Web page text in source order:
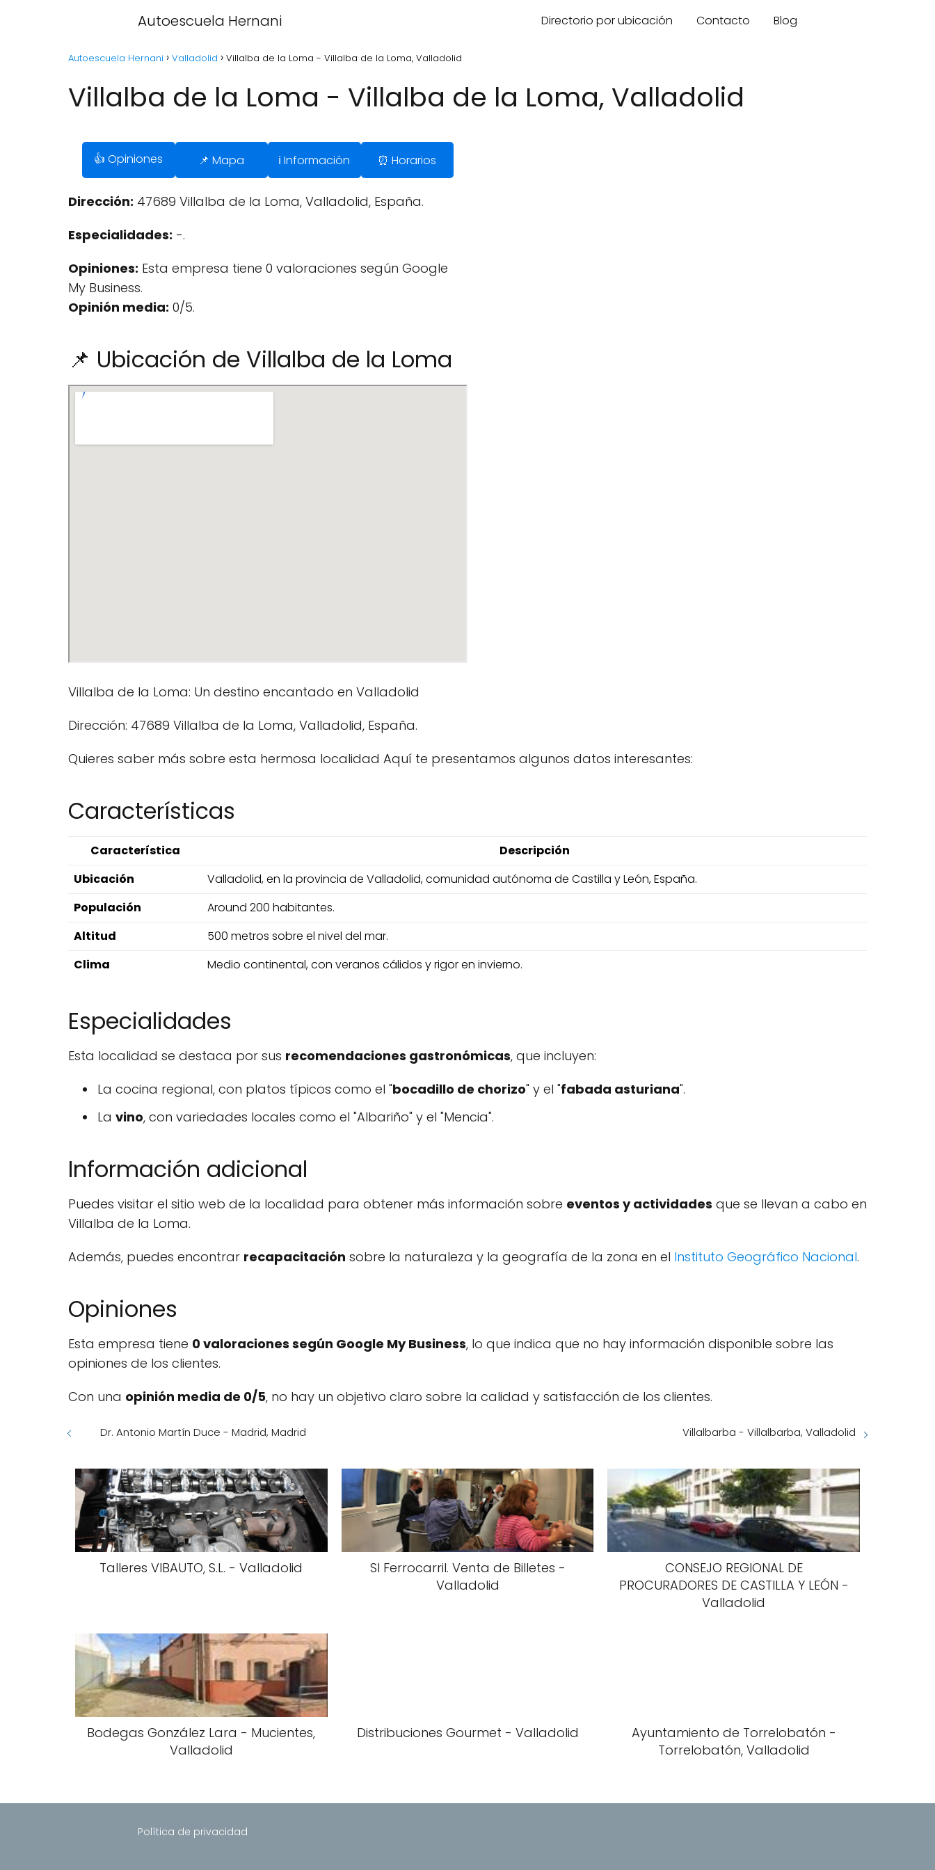
Autoescuela Hernani Directorio por ubicación Contacto Blog
Autoescuela Hernani Valladolid Villalba de la Loma - Villalba de la Loma, Valladolid
Villalba de la Loma - Villalba de la Loma, Valladolid
👍 Opiniones 📌 Mapa ℹ️ Información ⏰ Horarios
Dirección: 47689 Villalba de la Loma, Valladolid, España.
Especialidades: -.
Opiniones: Esta empresa tiene 0 valoraciones según Google
My Business.
Opinión media: 0/5.
📌 Ubicación de Villalba de la Loma
Villalba de la Loma: Un destino encantado en Valladolid
Dirección: 47689 Villalba de la Loma, Valladolid, España.
Quieres saber más sobre esta hermosa localidad Aquí te presentamos algunos datos interesantes:
Características
Característica
Descripción
Ubicación
Valladolid, en la provincia de Valladolid, comunidad autónoma de Castilla y León, España.
Populación
Around 200 habitantes.
Altitud
500 metros sobre el nivel del mar.
Clima
Medio continental, con veranos cálidos y rigor en invierno.
Especialidades
Esta localidad se destaca por sus recomendaciones gastronómicas, que incluyen:
La cocina regional, con platos típicos como el "bocadillo de chorizo" y el "fabada asturiana".
La vino, con variedades locales como el "Albariño" y el "Mencia".
Información adicional
Puedes visitar el sitio web de la localidad para obtener más información sobre eventos y actividades que se llevan a cabo en
Villalba de la Loma.
Además, puedes encontrar recapacitación sobre la naturaleza y la geografía de la zona en el Instituto Geográfico Nacional.
Opiniones
Esta empresa tiene 0 valoraciones según Google My Business, lo que indica que no hay información disponible sobre las
opiniones de los clientes.
Con una opinión media de 0/5, no hay un objetivo claro sobre la calidad y satisfacción de los clientes.
Dr. Antonio Martín Duce - Madrid, Madrid Villalbarba - Villalbarba, Valladolid
Talleres VIBAUTO, S.L. - Valladolid
SI Ferrocarril. Venta de Billetes -
Valladolid
CONSEJO REGIONAL DE
PROCURADORES DE CASTILLA Y LEÓN -
Valladolid
Bodegas González Lara - Mucientes,
Valladolid
Distribuciones Gourmet - Valladolid
Ayuntamiento de Torrelobatón -
Torrelobatón, Valladolid
Política de privacidad